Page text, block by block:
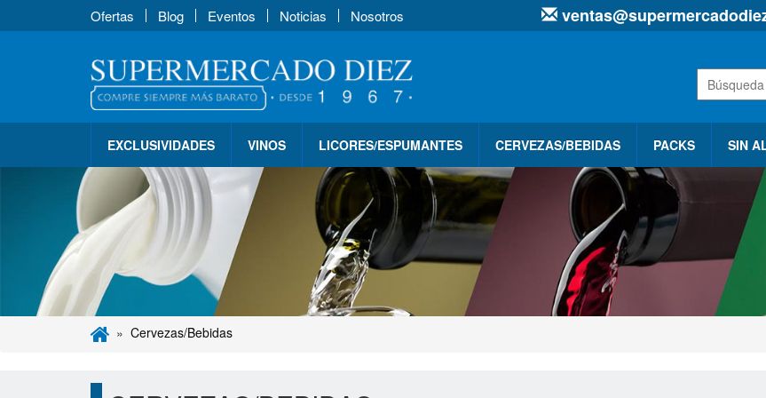
Ofertas Blog Eventos Noticias Nosotros
EXCLUSIVIDADES VINOS LICORES/ESPUMANTES CERVEZAS/BEBIDAS PACKS SIN
Cervezas/Bebidas